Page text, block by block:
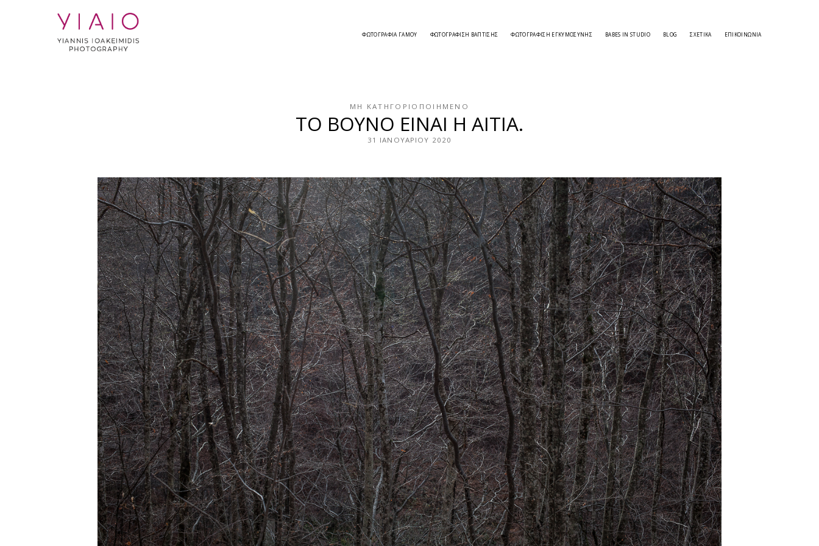
ΦΩΤΟΓΡΑΦΊΑ ΓΆΜΟΥ ΦΩΤΟΓΡΆΦΙΣΗ ΒΆΠΤΙΣΗΣ ΦΩΤΟΓΡΆΦΙΣΗ ΕΓΚΥΜΟΣΎΝΗΣ BABES IN STUDIO BLOG ΣΧΕΤΙΚΑ ΕΠΙΚΟΙΝΩΝΊΑ
ΜΗ ΚΑΤΗΓΟΡΙΟΠΟΙΗΜΈΝΟ
TO BOYNO EINAI H AITIA.
31 ΙΑΝΟΥΑΡΊΟΥ 2020